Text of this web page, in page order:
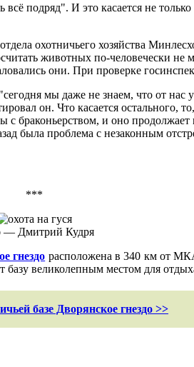
подряд". И это касается не
охотничьего хозяйства
животных по-человечески
они. При проверке
мы даже не знаем, что от
он. Что касается остального,
браконьерством, и оно
была проблема с незаконным
***
— Дмитрий Кудря
гнездо расположена в 340 км от
великолепным местом для
базе Дворянское гнездо >>